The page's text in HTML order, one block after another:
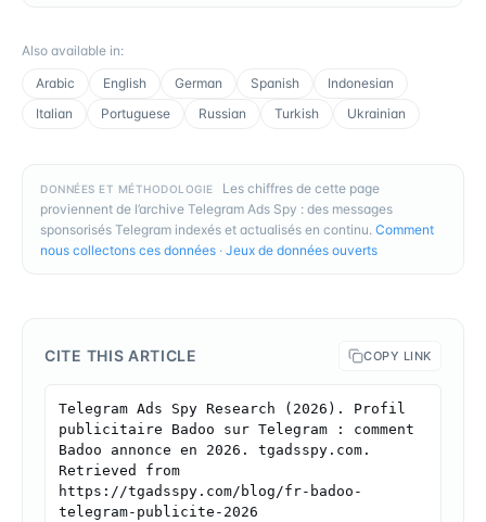
Also available in:
Arabic
English German Spanish
Indonesian
Italian
Portuguese Russian Turkish Ukrainian
DONNÉES ET MÉTHODOLOGIE
Les chiffres de cette page
proviennent de l’archive Telegram Ads Spy : des messages
sponsorisés Telegram indexés et actualisés en continu. Comment
nous collectons ces données · Jeux de données ouverts
CITE THIS ARTICLE COPY LINK
Telegram Ads Spy Research (2026). Profil
publicitaire Badoo sur Telegram : comment
Badoo annonce en 2026. tgadsspy.com.
Retrieved from
https://tgadsspy.com/blog/fr-badoo-
telegram-publicite-2026